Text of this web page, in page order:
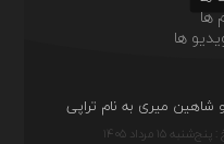
ها
ها
میری به نام تراپی
۱۵ مرداد ۱۴۰۵